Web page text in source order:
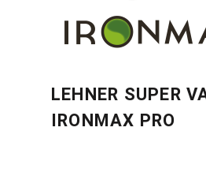
LEHNER SUPER
IRONMAX PRO